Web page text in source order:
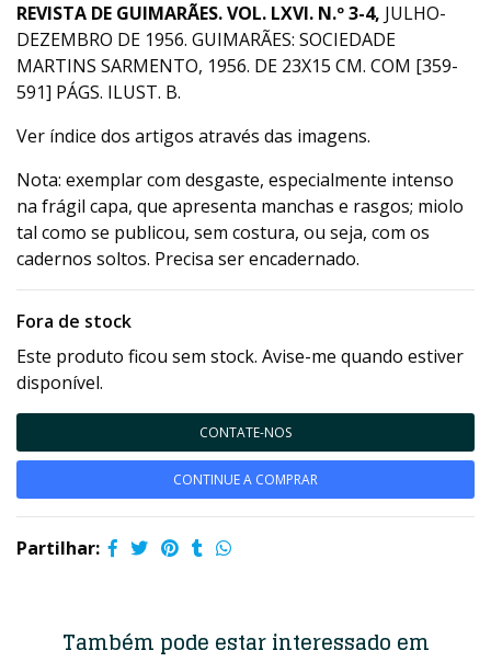
REVISTA DE GUIMARÃES. VOL. LXVI. N.º 3-4, JULHO-
DEZEMBRO DE 1956. GUIMARÃES: SOCIEDADE
MARTINS SARMENTO, 1956. DE 23X15 CM. COM [359-
591] PÁGS. ILUST. B.
Ver índice dos artigos através das imagens.
Nota: exemplar com desgaste, especialmente intenso
na frágil capa, que apresenta manchas e rasgos; miolo
tal como se publicou, sem costura, ou seja, com os
cadernos soltos. Precisa ser encadernado.
Fora de stock
Este produto ficou sem stock. Avise-me quando estiver
disponível.
CONTATE-NOS
CONTINUE A COMPRAR
Partilhar:
Também pode estar interessado em